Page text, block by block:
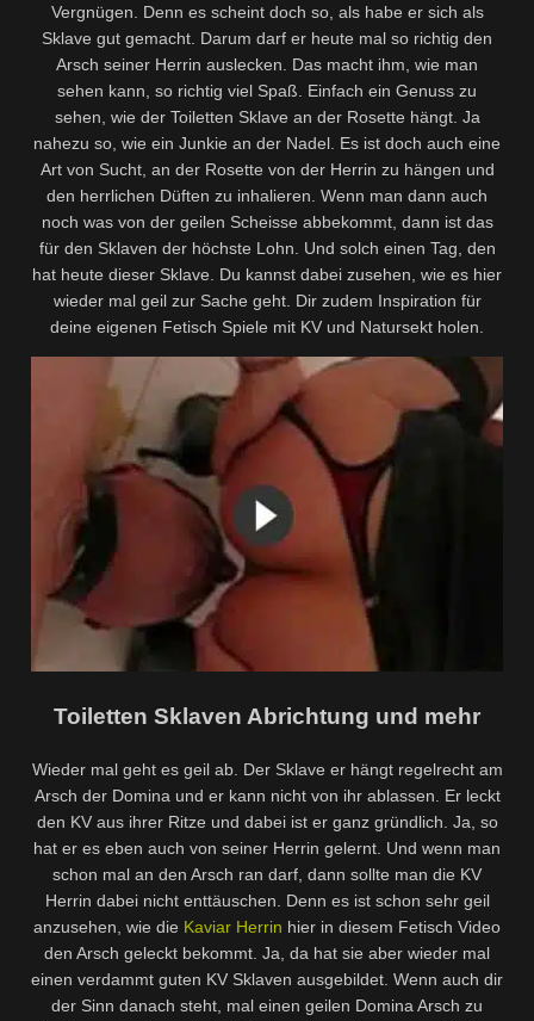
Vergnügen. Denn es scheint doch so, als habe er sich als
Sklave gut gemacht. Darum darf er heute mal so richtig den
Arsch seiner Herrin auslecken. Das macht ihm, wie man
sehen kann, so richtig viel Spaß. Einfach ein Genuss zu
sehen, wie der Toiletten Sklave an der Rosette hängt. Ja
nahezu so, wie ein Junkie an der Nadel. Es ist doch auch eine
Art von Sucht, an der Rosette von der Herrin zu hängen und
den herrlichen Düften zu inhalieren. Wenn man dann auch
noch was von der geilen Scheisse abbekommt, dann ist das
für den Sklaven der höchste Lohn. Und solch einen Tag, den
hat heute dieser Sklave. Du kannst dabei zusehen, wie es hier
wieder mal geil zur Sache geht. Dir zudem Inspiration für
deine eigenen Fetisch Spiele mit KV und Natursekt holen.
Toiletten Sklaven Abrichtung und mehr
Wieder mal geht es geil ab. Der Sklave er hängt regelrecht am
Arsch der Domina und er kann nicht von ihr ablassen. Er leckt
den KV aus ihrer Ritze und dabei ist er ganz gründlich. Ja, so
hat er es eben auch von seiner Herrin gelernt. Und wenn man
schon mal an den Arsch ran darf, dann sollte man die KV
Herrin dabei nicht enttäuschen. Denn es ist schon sehr geil
anzusehen, wie die Kaviar Herrin hier in diesem Fetisch Video
den Arsch geleckt bekommt. Ja, da hat sie aber wieder mal
einen verdammt guten KV Sklaven ausgebildet. Wenn auch dir
der Sinn danach steht, mal einen geilen Domina Arsch zu